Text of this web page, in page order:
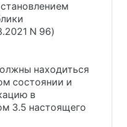
N 96)
находиться
состоянии и
в
3.5 настоящего